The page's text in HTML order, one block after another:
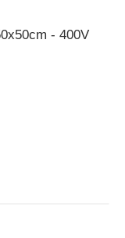
- 400V